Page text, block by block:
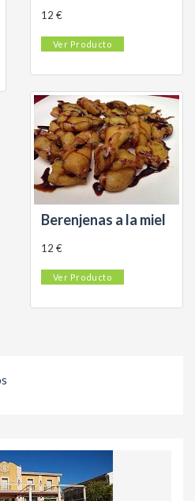
12 €
Ver Producto
Berenjenas a la miel
12 €
Ver Producto